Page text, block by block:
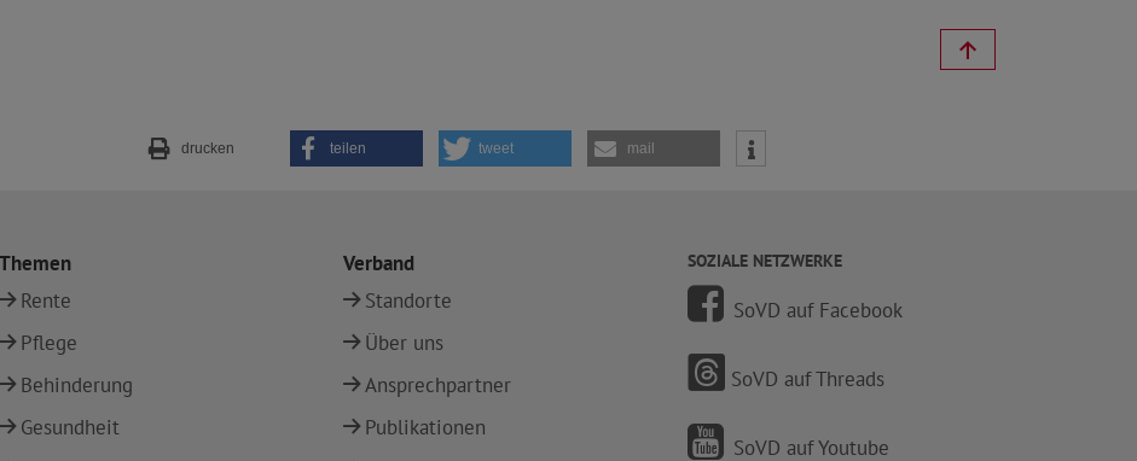
drucken teilen tweet mail
Themen
Rente
Pflege
Behinderung
Gesundheit
Verband
Standorte
Über uns
Ansprechpartner
Publikationen
SOZIALE NETZWERKE
SoVD auf Facebook
SoVD auf Threads
SoVD auf Youtube